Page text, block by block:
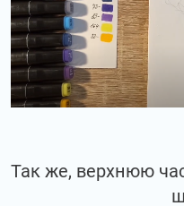
Так же, верхнюю